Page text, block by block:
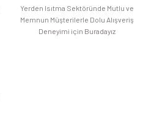
Yerden Isıtma Sektöründe Mutlu ve
Memnun Müşterilerle Dolu Alışveriş
Deneyimi için Buradayız